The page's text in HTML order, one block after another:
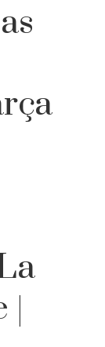
|